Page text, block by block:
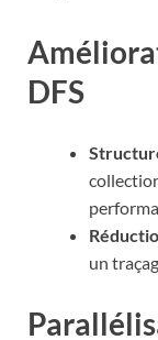
DFS
un